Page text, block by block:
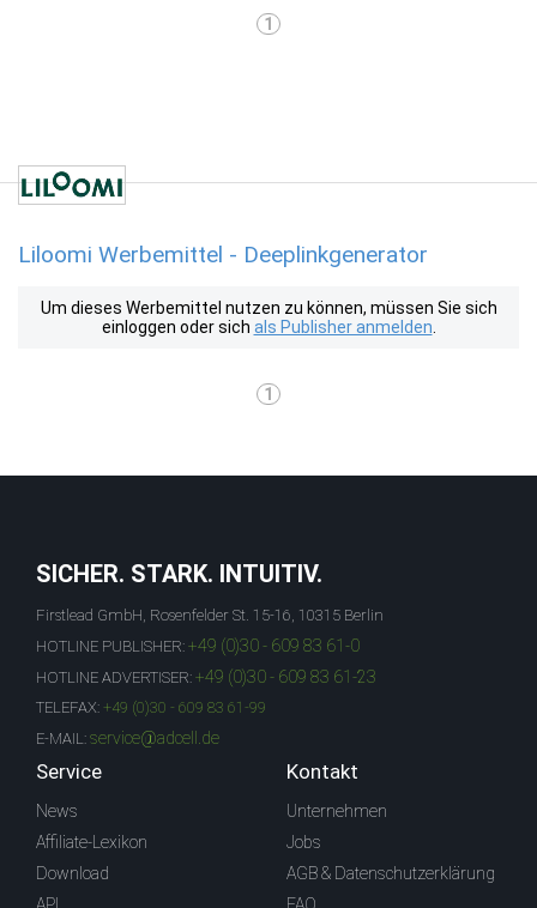
1
Liloomi Werbemittel - Deeplinkgenerator
Um dieses Werbemittel nutzen zu können, müssen Sie sich
einloggen oder sich als Publisher anmelden
1
SICHER. STARK. INTUITIV.
Firstlead GmbH, Rosenfelder St. 15-16, 10315 Berlin
HOTLINE PUBLISHER: +49 (0)30 - 609 83 61-0
HOTLINE ADVERTISER: +49 (0)30 - 609 83 61-23
TELEFAX: +49 (0)30 - 609 83 61-99
E-MAIL: service@adcell.de
Service
News
Affiliate-Lexikon
Download
Kontakt
Unternehmen
Jobs
AGB & Datenschutzerklärung